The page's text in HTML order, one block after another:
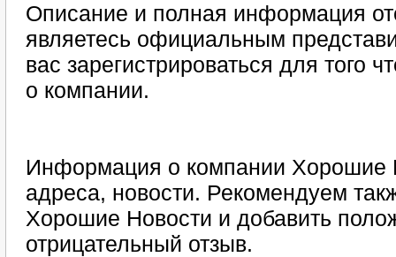
Описание и полная информация
являетесь официальным
вас зарегистрироваться для того
о компании.
Информация о компании Хорошие
адреса, новости. Рекомендуем
Хорошие Новости и добавить
отрицательный отзыв.